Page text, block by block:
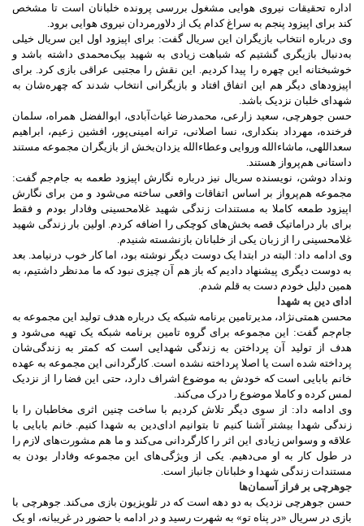
اداره تحقیقات نیروی هوایی مشغول بررسی پرونده خلبانان است تا مشخص
کند برای اپیزود پنجم به سراغ کدام یک از دلاورمردان نیروی هوایی برود.
وی درباره انتخاب بازیگران این سریال گفت: برای اپیزود اول این سریال خیلی
به‌دنبال بازیگری گشتیم که شباهت زیادی به شهید بیک‌محمدی داشته باشد و
خوشبختانه این چهره را پیدا کردیم. این نقش را مجتبی عراقی بازی کرد. برای
اپیزودهای دیگر هم این اتفاق افتاد و بازیگرانی انتخاب شدند که چهره‌شان به
شهدای خلبان نزدیک باشد.
حسن جوهرچی، سعید زارعی، محمدرضا غیاث‌آبادی، ابوالفضل همراه، سلمان
فرخنده، مهرداد بنکداری، نسا اصلانی، ترانه امینی‌پور، افشین زعیم، ابراهیم
سعداللهی، ماشاءالله وروایی وعطاءالله یزدان‌بخش از بازیگران مجموعه مستند
داستانی هم‌پرواز هستند.
ونداد دوشن، نویسنده سریال نیز درباره نگارش اپیزود طعمه به جام‌جم گفت:
مجموعه هم‌پرواز بر اساس اتفاقات واقعی ساخته می‌شود و من برای نگارش
اپیزود طمعه کاملا به مستندات زندگی شهید غلامحسینی وفادار بودم و فقط
برای بار دراماتیک قصه بخش‌های کوچکی را اضافه کردم. اولین بار زندگی شهید
غلامحسینی را از زبان یکی از خلبانان بازنشسته شنیدم.
وی ادامه داد: البته در ابتدا یک دوست دیگر نوشته بود، اما کار خوب درنیامد. بعد
به دوست دیگری پیشنهاد دادیم که باز هم آن چیزی نبود که ما مدنظر داشتیم، به
همین دلیل خودم دست به قلم شدم.
ادای دین به شهدا
محسن همتی‌نژاد، مدیرتامین برنامه شبکه یک درباره هدف تولید این مجموعه به
جام‌جم گفت: این مجموعه برای گروه تامین برنامه شبکه یک تهیه می‌شود و
هدف از تولید آن پرداختن به زندگی شهدایی است که کمتر به زندگی‌شان
پرداخته شده است یا اصلا پرداخته نشده است. کارگردانی این مجموعه به عهده
خانم بابایی است که خودش به موضوع اشراف دارد، حتی این فضا را از نزدیک
لمس کرده و کاملا موضوع را درک می‌کند.
وی ادامه داد: از سوی دیگر تلاش کردیم با ساخت چنین اثری مخاطبان را با
زندگی شهدا بیشتر آشنا کنیم تا بتوانیم ادای‌دین به شهدا کنیم. خانم بابایی با
علاقه و وسواس زیادی این اثر را کارگردانی می‌کند و ما هم مشورت‌های لازم را
در طول کار به او می‌دهیم. یکی از ویژگی‌های این مجموعه وفادار بودن به
مستندات زندگی شهدا و خلبانان جانباز است.
جوهرچی بر فراز آسمان‌ها
حسن جوهرچی نزدیک به دو دهه است که در تلویزیون بازی می‌کند. جوهرچی با
بازی در سریال «در پناه تو» به شهرت رسید و در ادامه با حضور در غریبانه، او یک